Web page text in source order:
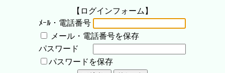
【ログインフォーム】
ﾒｰﾙ・電話番号
メール・電話番号を保存
パスワード
パスワードを保存